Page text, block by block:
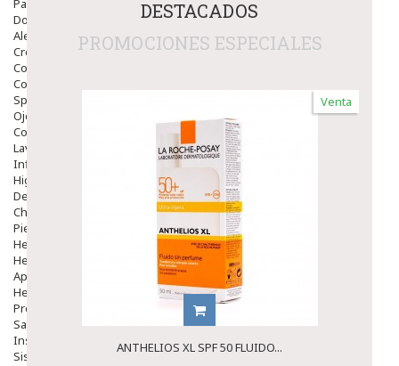
Dolor De Garganta
Alergias Y Picaduras
Cremas
Comprimidos
Colirios
Sprays
Ojos Y Oidos
Congestión
Lavado Ojos
Inflamación Del Oido (otitis)
Higiene Oido
Deshabituación Tabaquismo
Chicles
Piel
Herpes Y Hongos
Heridas Y úlceras
Aparato Genital
Hemorroides
Protectores Y Emolientes
Salud
Insomnio
Sistema Nervioso
DESTACADOS
PROMOCIONES ESPECIALES
Venta
ANTHELIOS XL SPF 50 FLUIDO...